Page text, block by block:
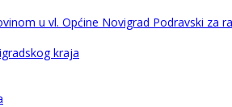
u vl. Općine Novigrad Podravski za
kraja